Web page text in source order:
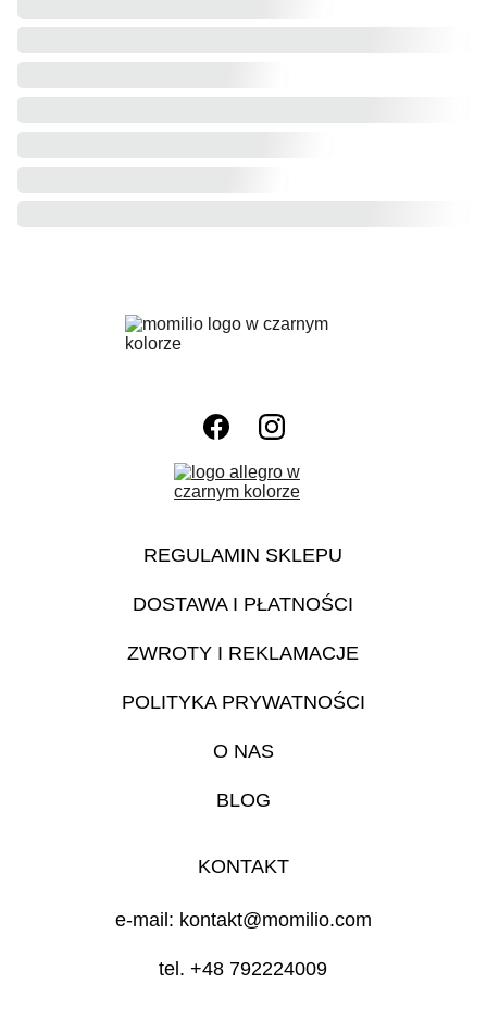
REGULAMIN SKLEPU
POLITYKA PRYWATNOŚCI
ZWROTY I REKLAMACJE
DOSTAWA I PŁATNOŚCI
e-mail: kontakt@momilio.com
tel. +48 792224009
O NAS
BLOG
KONTAKT